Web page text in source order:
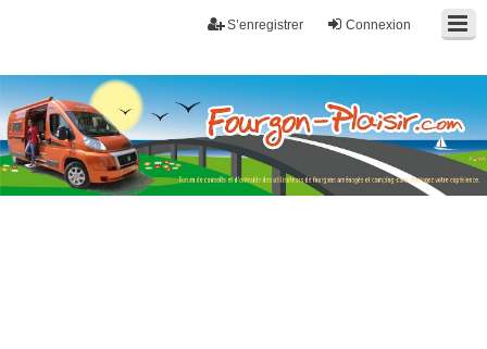
Connexion
S’enregistrer
Fourgon-plaisir.com
Forum de conseils et d'entraide des utilisateurs de fourgons, fourgons
aménagés, vans et de camping-car. Partagez votre expérience.